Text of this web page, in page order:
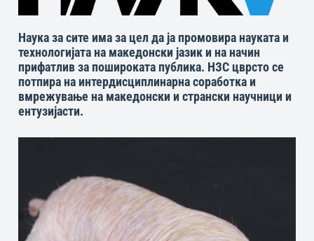
Наука за сите има за цел да ја промовира науката и
технологијата на македонски јазик и на начин
прифатлив за пошироката публика. НЗС цврсто се
потпира на интердисциплинарна соработка и
вмрежување на македонски и странски научници и
ентузијасти.